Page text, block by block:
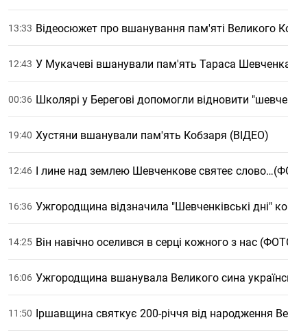
13:33 Відеосюжет про вшанування пам'яті Великого
12:43 У Мукачеві вшанували пам'ять Тараса
00:36 Школярі у Берегові допомогли відновити
19:40 Хустяни вшанували пам'ять Кобзаря (ВІДЕО)
12:46 І лине над землею Шевченкове святеє
16:36 Ужгородщина відзначила "Шевченківські дні"
14:25 Він навічно оселився в серці кожного з нас
16:06 Ужгородщина вшанувала Великого сина
11:50 Іршавщина святкує 200-річчя від народження